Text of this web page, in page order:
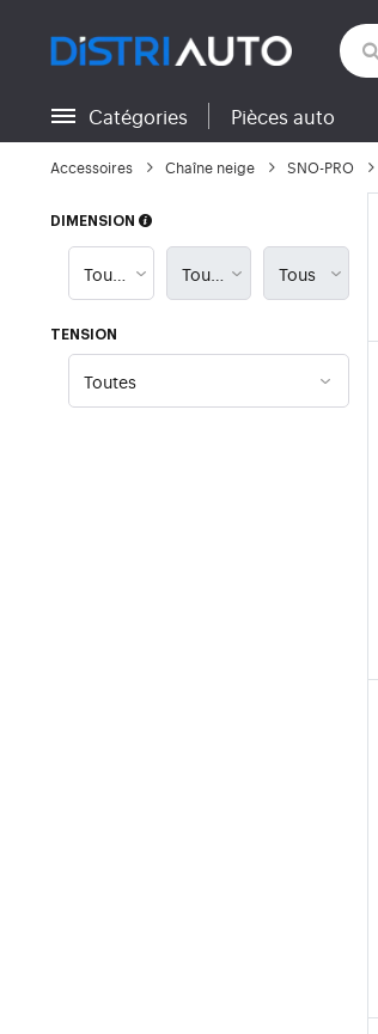
Retour aux catégories
Catégories Pièces auto
Accessoires Chaîne neige SNO-PRO
DIMENSION
TENSION